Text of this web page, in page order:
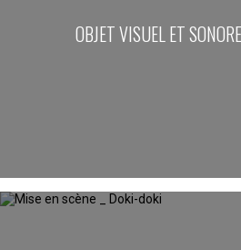
OBJET VISUEL ET